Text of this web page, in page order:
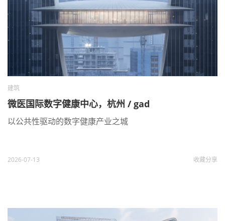
建筑
微医国际数字健康中心，杭州 / gad
以公共性驱动的数字健康产业之城
2026-07-13 收藏分享